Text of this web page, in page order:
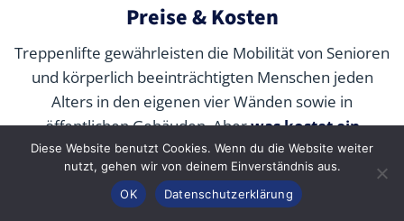
Preise & Kosten
Treppenlifte gewährleisten die Mobilität von Senioren
und körperlich beeinträchtigten Menschen jeden
Alters in den eigenen vier Wänden sowie in
öffentlichen Gebäuden. Aberwas kostet ein
Treppenlift wirklich? Wir verraten Ihnen die
durchschnittlichen Preise unserer Fachpartner je nach
Modell und wie Sie die Kosten durch Zuschüsse,
Konfigurator
Diese Website benutzt Cookies. Wenn du die Website weiter
nutzt, gehen wir von deinem Einverständnis aus.
OK
Datenschutzerklärung